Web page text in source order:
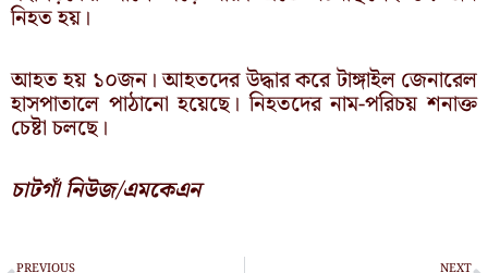
নিহত হয়।
আহত হয় ১০জন। আহতদের উদ্ধার করে টাঙ্গাইল জেনারেল
হাসপাতালে পাঠানো হয়েছে। নিহতদের নাম-পরিচয় শনাক্ত
চেষ্টা চলছে।
চাটগাঁ নিউজ/এমকেএন
Prev
PREVIOUS NEXT